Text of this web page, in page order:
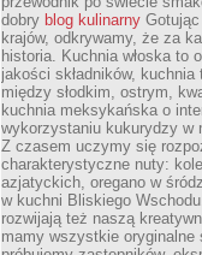
dobry blog kulinarny
krajów, odkrywamy, że za
historia. Kuchnia włoska to
jakości składników,
między słodkim, ostrym,
kuchnia meksykańska o
wykorzystaniu kukurydzy w
Z czasem uczymy się
charakterystyczne nuty:
azjatyckich, oregano w
w kuchni Bliskiego
rozwijają też naszą
mamy wszystkie oryginalne